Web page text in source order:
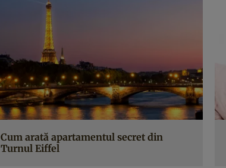
Cum arată apartamentul secret din
Turnul Eiffel